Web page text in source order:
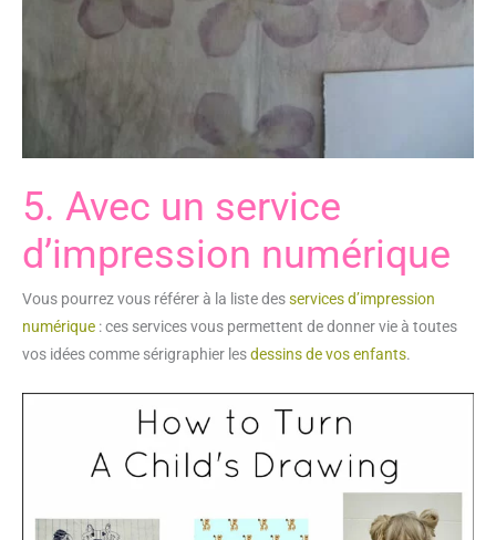
5. Avec un service
d’impression numérique
Vous pourrez vous référer à la liste desservices d’impression
numérique : ces services vous permettent de donner vie à toutes
vos idées comme sérigraphier lesdessins de vos enfants.